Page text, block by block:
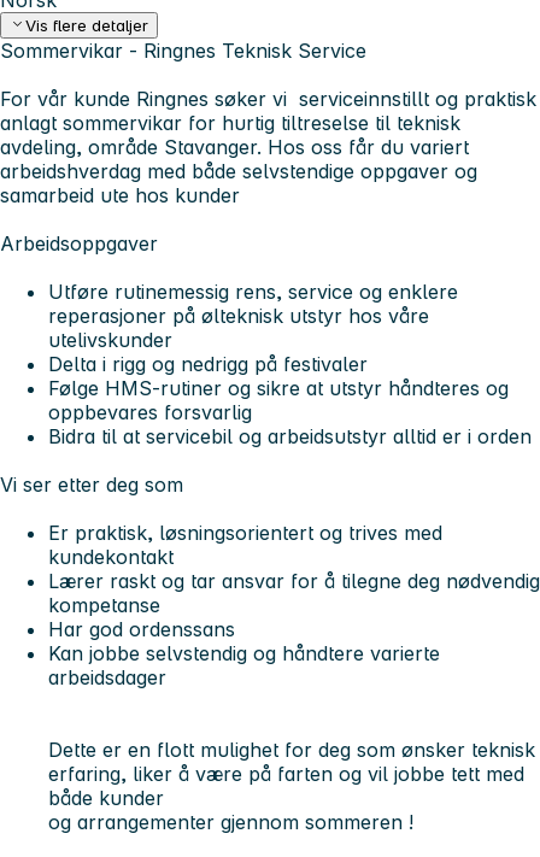
Vis flere detaljer
Sommervikar - Ringnes Teknisk Service
For vår kunde Ringnes søker vi serviceinnstillt og praktisk
anlagt sommervikar for hurtig tiltreselse til teknisk
avdeling, område Stavanger. Hos oss får du variert
arbeidshverdag med både selvstendige oppgaver og
samarbeid ute hos kunder
Arbeidsoppgaver
Utføre rutinemessig rens, service og enklere
reperasjoner på ølteknisk utstyr hos våre
utelivskunder
Delta i rigg og nedrigg på festivaler
Følge HMS-rutiner og sikre at utstyr håndteres og
oppbevares forsvarlig
Bidra til at servicebil og arbeidsutstyr alltid er i orden
Vi ser etter deg som
Er praktisk, løsningsorientert og trives med
kundekontakt
Lærer raskt og tar ansvar for å tilegne deg nødvendig
kompetanse
Har god ordenssans
Kan jobbe selvstendig og håndtere varierte
arbeidsdager
Dette er en flott mulighet for deg som ønsker teknisk
erfaring, liker å være på farten og vil jobbe tett med
både kunder
og arrangementer gjennom sommeren !